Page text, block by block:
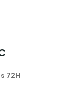
72H